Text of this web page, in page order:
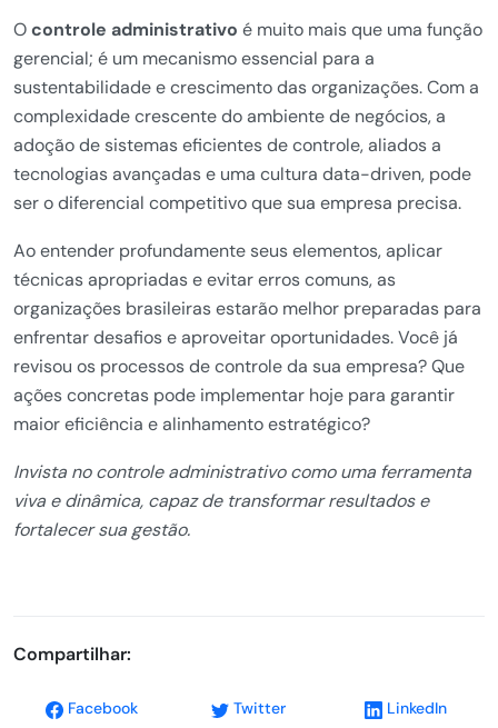
Ocontrole administrativo é muito mais que uma função
gerencial; é um mecanismo essencial para a
sustentabilidade e crescimento das organizações. Com a
complexidade crescente do ambiente de negócios, a
adoção de sistemas eficientes de controle, aliados a
tecnologias avançadas e uma cultura data-driven, pode
ser o diferencial competitivo que sua empresa precisa.
Ao entender profundamente seus elementos, aplicar
técnicas apropriadas e evitar erros comuns, as
organizações brasileiras estarão melhor preparadas para
enfrentar desafios e aproveitar oportunidades. Você já
revisou os processos de controle da sua empresa? Que
ações concretas pode implementar hoje para garantir
maior eficiência e alinhamento estratégico?
Invista no controle administrativo como uma ferramenta
viva e dinâmica, capaz de transformar resultados e
fortalecer sua gestão.
Compartilhar:
Facebook Twitter LinkedIn